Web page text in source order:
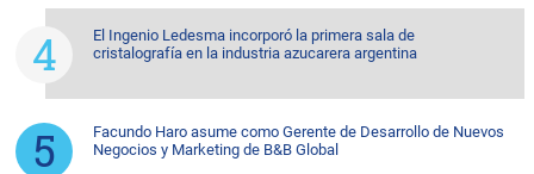
El Ingenio Ledesma incorporó la primera sala de
cristalografía en la industria azucarera argentina
Facundo Haro asume como Gerente de Desarrollo de Nuevos
Negocios y Marketing de B&B Global